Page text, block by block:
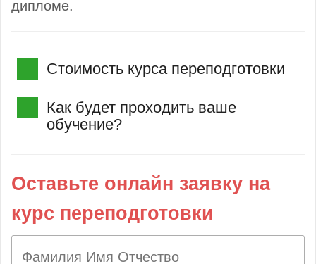
дипломе.
Стоимость курса переподготовки
Как будет проходить ваше
обучение?
Оставьте онлайн заявку на
курс переподготовки